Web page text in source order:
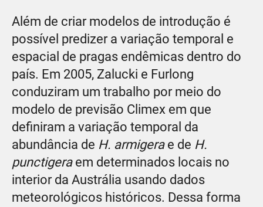
Além de criar modelos de introdução é
possível predizer a variação temporal e
espacial de pragas endêmicas dentro do
país. Em 2005, Zalucki e Furlong
conduziram um trabalho por meio do
modelo de previsão Climex em que
definiram a variação temporal da
abundância de H. armigerae de H.
punctigeraem determinados locais no
interior da Austrália usando dados
meteorológicos históricos. Dessa forma